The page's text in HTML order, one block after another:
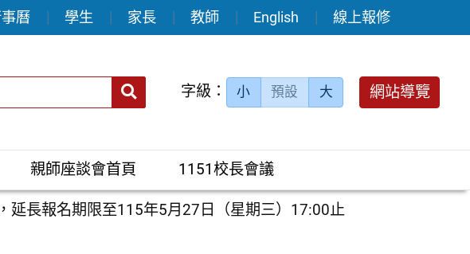
曆 學生 家長 教師 English 線上報修
送出 字級： 小 預設 大 網站導覽
親師座談會首頁 1151校長會議
延長報名期限至115年5月27日（星期三）17:00止